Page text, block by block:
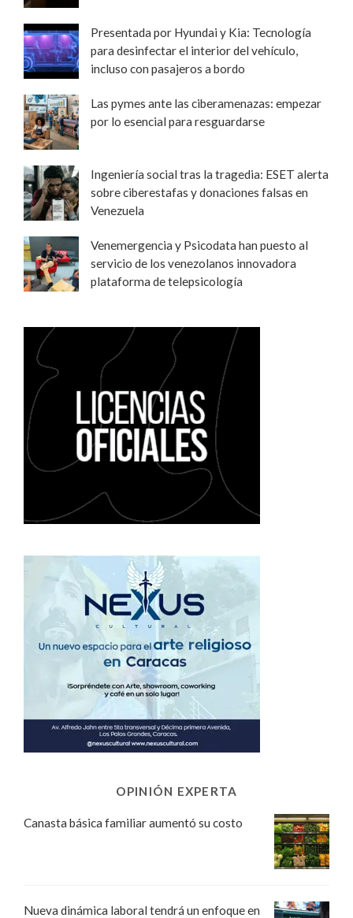
Presentada por Hyundai y Kia: Tecnología
para desinfectar el interior del vehículo,
incluso con pasajeros a bordo
Las pymes ante las ciberamenazas: empezar
por lo esencial para resguardarse
Ingeniería social tras la tragedia: ESET alerta
sobre ciberestafas y donaciones falsas en
Venezuela
Venemergencia y Psicodata han puesto al
servicio de los venezolanos innovadora
plataforma de telepsicología
OPINIÓN EXPERTA
Canasta básica familiar aumentó su costo
Nueva dinámica laboral tendrá un enfoque en